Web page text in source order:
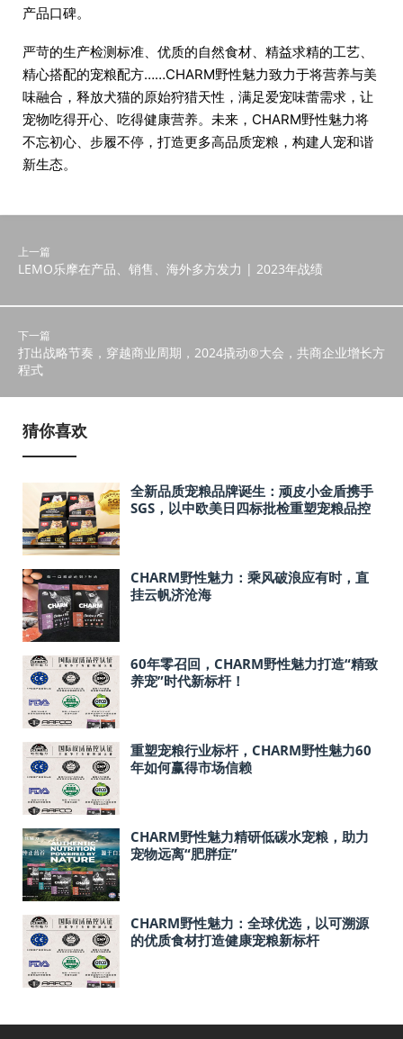
产品口碑。
严苛的生产检测标准、优质的自然食材、精益求精的工艺、
精心搭配的宠粮配方……CHARM野性魅力致力于将营养与美
味融合，释放犬猫的原始狩猎天性，满足爱宠味蕾需求，让
宠物吃得开心、吃得健康营养。未来，CHARM野性魅力将
不忘初心、步履不停，打造更多高品质宠粮，构建人宠和谐
新生态。
上一篇
LEMO乐摩在产品、销售、海外多方发力 | 2023年战绩
下一篇
打出战略节奏，穿越商业周期，2024撬动®大会，共商企业增长方
程式
猜你喜欢
全新品质宠粮品牌诞生：顽皮小金盾携手
SGS，以中欧美日四标批检重塑宠粮品控
CHARM野性魅力：乘风破浪应有时，直
挂云帆济沧海
60年零召回，CHARM野性魅力打造“精致
养宠”时代新标杆！
重塑宠粮行业标杆，CHARM野性魅力60
年如何赢得市场信赖
CHARM野性魅力精研低碳水宠粮，助力
宠物远离“肥胖症”
CHARM野性魅力：全球优选，以可溯源
的优质食材打造健康宠粮新标杆